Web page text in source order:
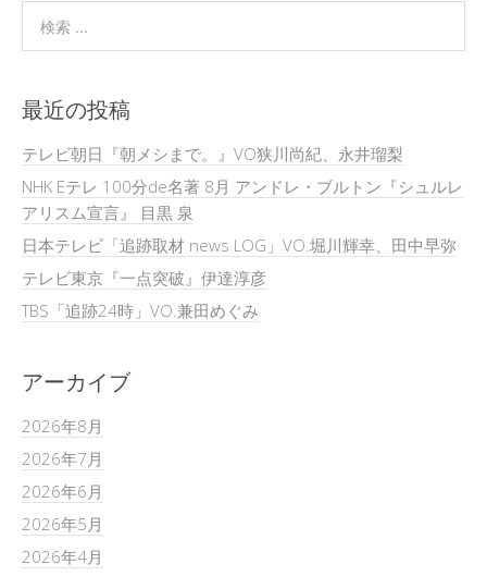
最近の投稿
テレビ朝日『朝メシまで。』VO狭川尚紀、永井瑠梨
NHK Eテレ 100分de名著 8月 アンドレ・ブルトン『シュルレ
アリスム宣言』 目黒 泉
日本テレビ「追跡取材 news LOG」VO.堀川輝幸、田中早弥
テレビ東京『一点突破』伊達淳彦
TBS「追跡24時」VO.兼田めぐみ
アーカイブ
2026年8月
2026年7月
2026年6月
2026年5月
2026年4月